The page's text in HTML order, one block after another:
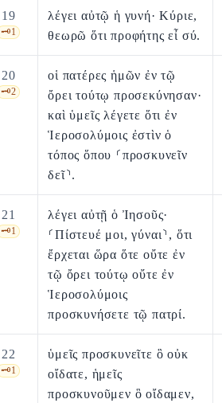
19
🗝️1
λέγει αὐτῷ ἡ γυνή· Κύριε,
θεωρῶ ὅτι προφήτης εἶ σύ.
20
🗝️2
οἱ πατέρες ἡμῶν ἐν τῷ
ὄρει τούτῳ προσεκύνησαν·
καὶ ὑμεῖς λέγετε ὅτι ἐν
Ἱεροσολύμοις ἐστὶν ὁ
τόπος ὅπου ⸂προσκυνεῖν
δεῖ⸃.
21
🗝️1
λέγει αὐτῇ ὁ Ἰησοῦς·
⸂Πίστευέ μοι, γύναι⸃, ὅτι
ἔρχεται ὥρα ὅτε οὔτε ἐν
τῷ ὄρει τούτῳ οὔτε ἐν
Ἱεροσολύμοις
προσκυνήσετε τῷ πατρί.
22
🗝️1
ὑμεῖς προσκυνεῖτε ὃ οὐκ
οἴδατε, ἡμεῖς
προσκυνοῦμεν ὃ οἴδαμεν,